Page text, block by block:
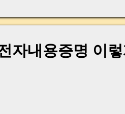
delivery and proof of
when the other party is
| 공시송달이
연락처를 알 수 없거나 ,
자내용증명 이